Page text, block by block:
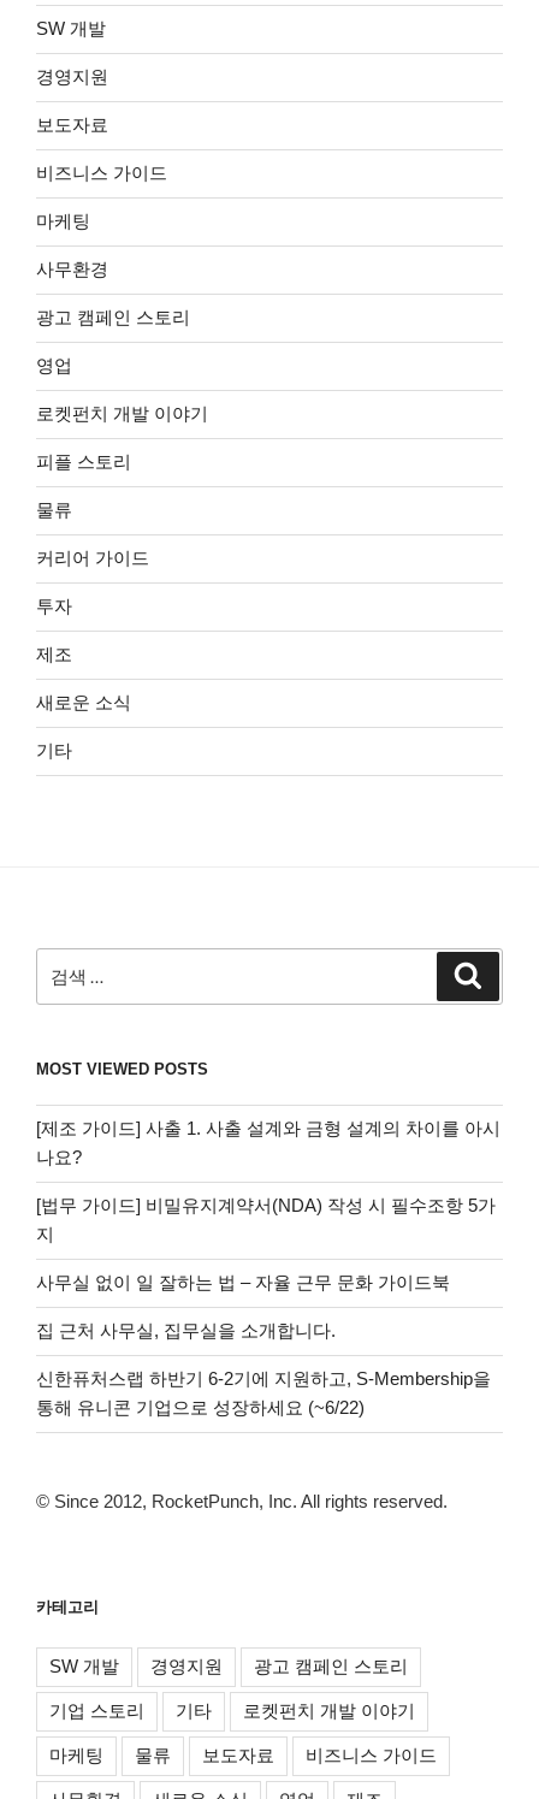
SW 개발
경영지원
보도자료
비즈니스 가이드
마케팅
사무환경
광고 캠페인 스토리
영업
로켓펀치 개발 이야기
피플 스토리
물류
커리어 가이드
투자
제조
새로운 소식
기타
색:
MOST VIEWED POSTS
[제조 가이드] 사출 1. 사출 설계와 금형 설계의 차이를 아시
나요?
[법무 가이드] 비밀유지계약서(NDA) 작성 시 필수조항 5가
지
사무실 없이 일 잘하는 법 – 자율 근무 문화 가이드북
집 근처 사무실, 집무실을 소개합니다.
신한퓨처스랩 하반기 6-2기에 지원하고, S-Membership을
통해 유니콘 기업으로 성장하세요 (~6/22)
© Since 2012, RocketPunch, Inc. All rights reserved.
카테고리
SW 개발 경영지원 광고 캠페인 스토리
기업 스토리 기타 로켓펀치 개발 이야기
마케팅 물류 보도자료 비즈니스 가이드